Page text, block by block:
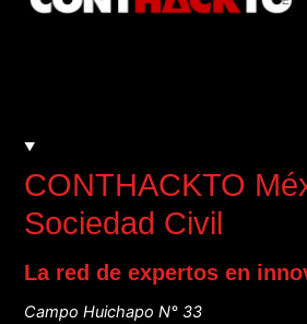
CONTHACKTO
Sociedad Civil
La red de expertos en
Campo Huichapo N° 33